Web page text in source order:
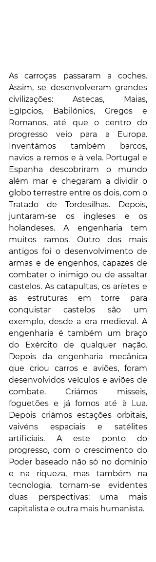
As carroças passaram a coches.
Assim, se desenvolveram grandes
civilizações: Astecas, Maias,
Egípcios, Babilónios, Gregos e
Romanos, até que o centro do
progresso veio para a Europa.
Inventámos também barcos,
navios a remos e à vela. Portugal e
Espanha descobriram o mundo
além mar e chegaram a dividir o
globo terrestre entre os dois, com o
Tratado de Tordesilhas. Depois,
juntaram-se os ingleses e os
holandeses. A engenharia tem
muitos ramos. Outro dos mais
antigos foi o desenvolvimento de
armas e de engenhos, capazes de
combater o inimigo ou de assaltar
castelos. As catapultas, os aríetes e
as estruturas em torre para
conquistar castelos são um
exemplo, desde a era medieval. A
engenharia é também um braço
do Exército de qualquer nação.
Depois da engenharia mecânica
que criou carros e aviões, foram
desenvolvidos veículos e aviões de
combate. Criámos misseis,
foguetões e já fomos até à Lua.
Depois criámos estações orbitais,
vaivéns espaciais e satélites
artificiais. A este ponto do
progresso, com o crescimento do
Poder baseado não só no domínio
e na riqueza, mas também na
tecnologia, tornam-se evidentes
duas perspectivas: uma mais
capitalista e outra mais humanista.